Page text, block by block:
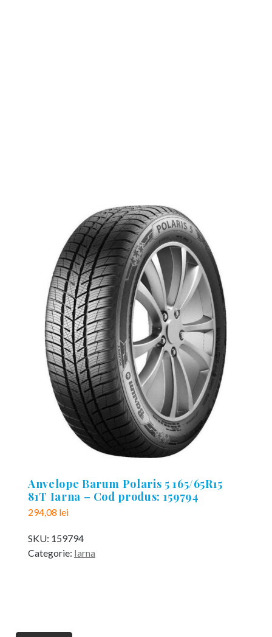
Anvelope Barum Polaris 5 165/65R15
81T Iarna – Cod produs: 159794
294,08 lei
SKU: 159794
Categorie: Iarna